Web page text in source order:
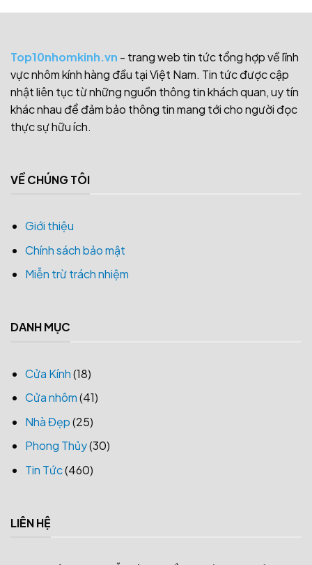
Top10nhomkinh.vn - trang web tin tức tổng hợp về lĩnh
vực nhôm kính hàng đầu tại Việt Nam. Tin tức được cập
nhật liên tục từ những nguồn thông tin khách quan, uy tín
khác nhau để đảm bảo thông tin mang tới cho người đọc
thực sự hữu ích.
VỀ CHÚNG TÔI
Giới thiệu
Chính sách bảo mật
Miễn trừ trách nhiệm
DANH MỤC
Cửa Kính(18)
Cửa nhôm(41)
Nhà Đẹp(25)
Phong Thủy(30)
Tin Tức(460)
LIÊN HỆ